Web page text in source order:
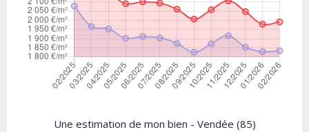
Une estimation de mon bien - Vendée (85)